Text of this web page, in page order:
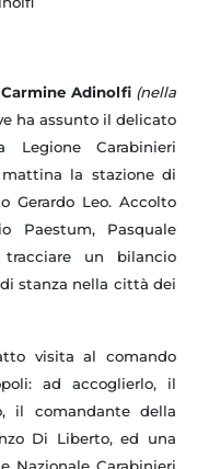
Carmine Adinolfi (nella
ha assunto il delicato
Legione Carabinieri
mattina la stazione di
Gerardo Leo. Accolto
Paestum, Pasquale
un bilancio
stanza nella città dei
visita al comando
ad accoglierlo, il
il comandante della
Di Liberto, ed una